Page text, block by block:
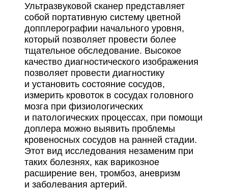
Ультразвуковой сканер представляет
собой портативную систему цветной
допплерографии начального уровня,
который позволяет провести более
тщательное обследование. Высокое
качество диагностического изображения
позволяет провести диагностику
и установить состояние сосудов,
измерить кровоток в сосудах головного
мозга при физиологических
и патологических процессах, при помощи
доплера можно выявить проблемы
кровеносных сосудов на ранней стадии.
Этот вид исследования незаменим при
таких болезнях, как варикозное
расширение вен, тромбоз, аневризм
и заболевания артерий.